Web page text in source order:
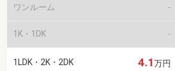
ワンルーム -
1K・1DK -
1LDK・2K・2DK 4.1万円